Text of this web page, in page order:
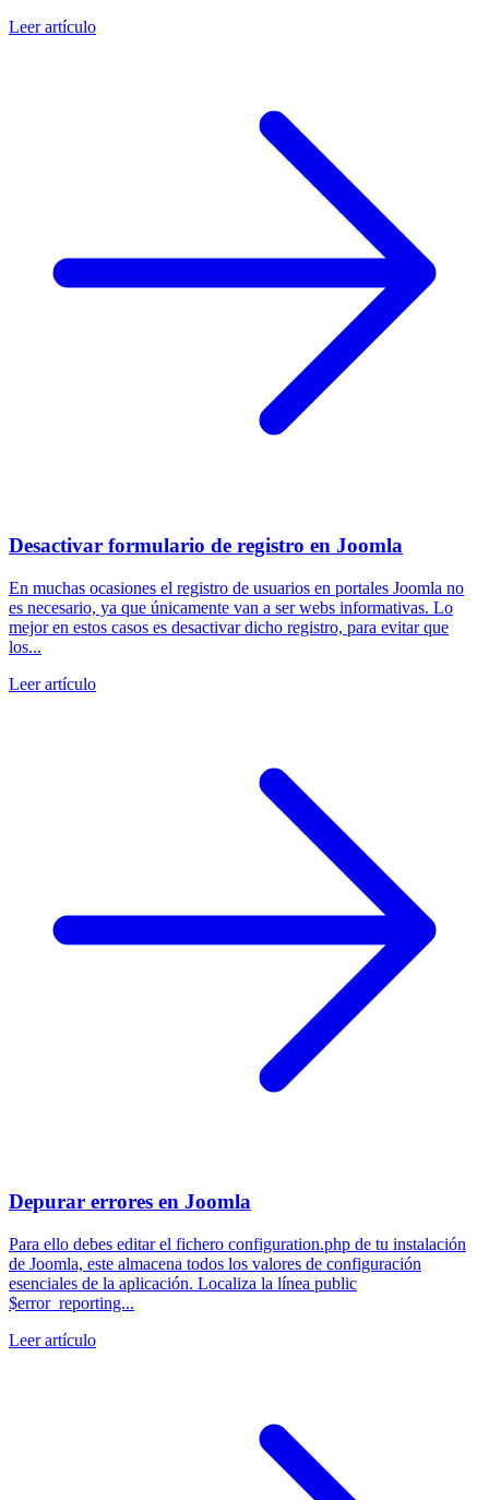
Leer artículo
Desactivar formulario de registro en Joomla
En muchas ocasiones el registro de usuarios en portales Joomla no
es necesario, ya que únicamente van a ser webs informativas. Lo
mejor en estos casos es desactivar dicho registro, para evitar que
los...
Leer artículo
Depurar errores en Joomla
Para ello debes editar el fichero configuration.php de tu instalación
de Joomla, este almacena todos los valores de configuración
esenciales de la aplicación. Localiza la línea public
$error_reporting...
Leer artículo